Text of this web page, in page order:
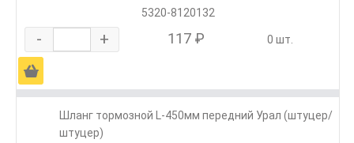
5320-8120132
- + 117 ₽ 0 шт.
Ä
Шланг тормозной L-450мм передний Урал (штуцер/
штуцер)